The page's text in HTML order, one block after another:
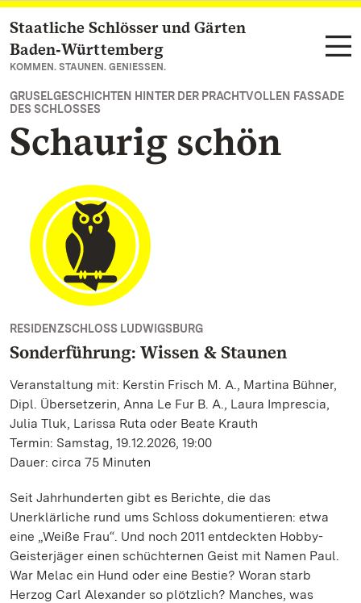
Zum Hauptinhalt springen
Staatliche Schlösser und Gärten
Baden‑Württemberg
KOMMEN. STAUNEN. GENIESSEN.
GRUSELGESCHICHTEN HINTER DER PRACHTVOLLEN FASSADE
DES SCHLOSSES
Schaurig schön
RESIDENZSCHLOSS LUDWIGSBURG
Sonderführung: Wissen & Staunen
Veranstaltung mit: Kerstin Frisch M. A., Martina Bühner,
Dipl. Übersetzerin, Anna Le Fur B. A., Laura Imprescia,
Julia Tluk, Larissa Ruta oder Beate Krauth
Termin: Samstag, 19.12.2026, 19:00
Dauer: circa 75 Minuten
Seit Jahrhunderten gibt es Berichte, die das
Unerklärliche rund ums Schloss dokumentieren: etwa
eine „Weiße Frau“. Und noch 2011 entdeckten Hobby-
Geisterjäger einen schüchternen Geist mit Namen Paul.
War Melac ein Hund oder eine Bestie? Woran starb
Herzog Carl Alexander so plötzlich? Manches, was